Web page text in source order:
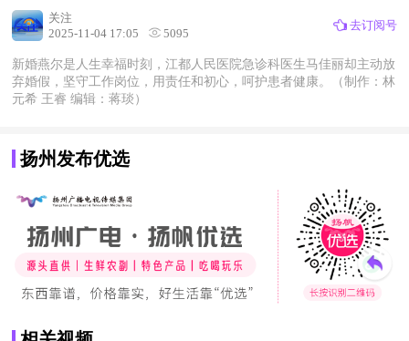
关注
2025-11-04 17:05
5095
去订阅号
新婚燕尔是人生幸福时刻，江都人民医院急诊科医生马佳丽却主动放
弃婚假，坚守工作岗位，用责任和初心，呵护患者健康。（制作：林
元希 王睿 编辑：蒋琰）
扬州发布优选